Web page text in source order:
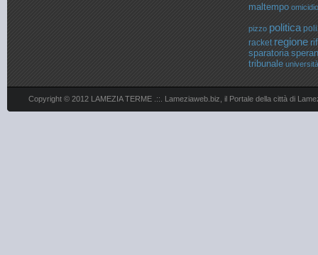
maltempo omicidio
pizzo politica
racket regione
sparatoria
tribunale università
Copyright © 2012 LAMEZIA TERME .::. Lameziaweb.biz, il Portale della città di